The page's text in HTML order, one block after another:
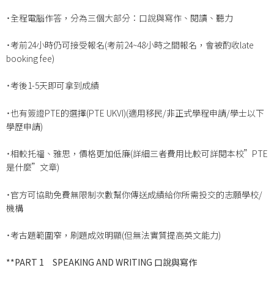
˙全程電腦作答，分為三個大部分：口說與寫作、閱讀、聽力
˙考前24小時仍可接受報名(考前24~48小時之間報名，會被酌收late
booking fee)
˙考後1-5天即可拿到成績
˙也有簽證PTE的選擇(PTE UKVI)(適用移民/非正式學程申請/學士以下
學歷申請)
˙相較托福、雅思，價格更加低廉(詳細三者費用比較可詳閱本校”PTE
是什麼”文章)
˙官方可協助免費無限制次數幫你傳送成績給你所需投交的志願學校/
機構
˙考古題範圍窄，刷題成效明顯(但無法實質提高英文能力)
**PART 1 SPEAKING AND WRITING 口說與寫作